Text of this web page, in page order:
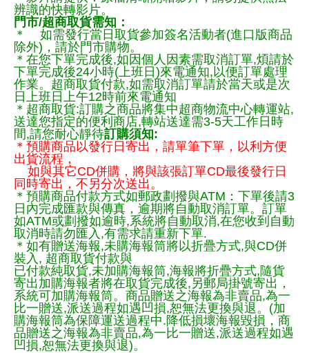
辨識的快轉影片。
門市/超商取貨需知：
＊ 如需發行當日取貨參加簽名活動者(進口版商品
除外)，請於門市購物。
＊在您下單完成後,如因個人因素需取消訂單,煩請於
下單完成後24小時(上班日)來電通知,以便訂單處理
作業。超商取貨付款,如需取消訂單請於當天或是次
日上班日上午12時前來電通知
＊超商取貨:訂購之商品將集中超商物流中心轉運站,
送達您指定的便利商店,轉站送達需3-5天工作日時
間,請您耐心靜待訂購須知:
＊預購商品以發行日寄出，請單筆下單，以利方便
出貨流程，
如與其它CD併購，將與該張訂單CD最後發行日
同時寄出，不另分次送出。
＊預購商品付款方式如郵政劃撥與ATM：下單後請3
日內完成匯款與傳真，逾期將自動取消訂單。訂單
如ATM或劃撥如逾時,系統將自動取消,在您收到自動
取消時請勿匯入,有需求請重新下單.
＊如有贈送海報,未購海報筒將以折疊方式,與CD併
裝入, 超商取貨付款與
已付款純取貨,未加購海報筒,海報將折疊方式,隨貨
寄出加購海報者將在取貨完成後,另郵局掛號寄出，
系統可加購海報筒。商品贈送之海報為非賣品,為一
比一贈送,派送過程如遇凹損,恕無法更換與退。(加
購海報筒為保障運送過程中.降低損壞海報毀損，商
品贈送之海報為非賣品,為一比一贈送,派送過程如遇
凹損,恕無法更換與退)。